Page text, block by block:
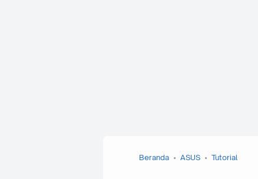
Beranda ASUS Tutorial